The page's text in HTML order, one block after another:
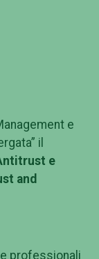
e
il
e
and
professionali